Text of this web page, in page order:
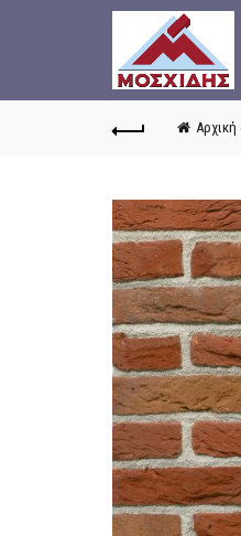
Αρχική